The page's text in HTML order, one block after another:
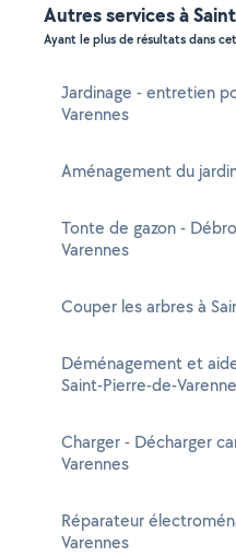
Autres services à
Ayant le plus de résultats dans
Jardinage - entretien
Varennes
Aménagement du
Tonte de gazon -
Varennes
Couper les arbres à
Déménagement et
Saint-Pierre-de-
Charger - Décharger
Varennes
Réparateur
Varennes